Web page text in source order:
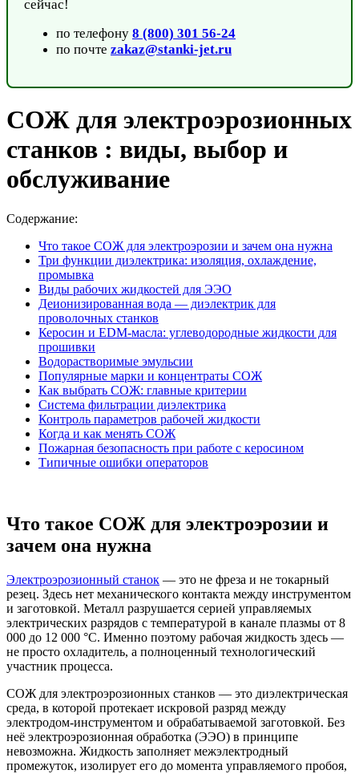
сейчас!
по телефону 8 (800) 301 56-24
по почте zakaz@stanki-jet.ru
СОЖ для электроэрозионных
станков : виды, выбор и
обслуживание
Содержание:
Что такое СОЖ для электроэрозии и зачем она нужна
Три функции диэлектрика: изоляция, охлаждение,
промывка
Виды рабочих жидкостей для ЭЭО
Деионизированная вода — диэлектрик для
проволочных станков
Керосин и EDM-масла: углеводородные жидкости для
прошивки
Водорастворимые эмульсии
Популярные марки и концентраты СОЖ
Как выбрать СОЖ: главные критерии
Система фильтрации диэлектрика
Контроль параметров рабочей жидкости
Когда и как менять СОЖ
Пожарная безопасность при работе с керосином
Типичные ошибки операторов
Что такое СОЖ для электроэрозии и
зачем она нужна
Электроэрозионный станок — это не фреза и не токарный
резец. Здесь нет механического контакта между инструментом
и заготовкой. Металл разрушается серией управляемых
электрических разрядов с температурой в канале плазмы от 8
000 до 12 000 °C. Именно поэтому рабочая жидкость здесь —
не просто охладитель, а полноценный технологический
участник процесса.
СОЖ для электроэрозионных станков — это диэлектрическая
среда, в которой протекает искровой разряд между
электродом-инструментом и обрабатываемой заготовкой. Без
неё электроэрозионная обработка (ЭЭО) в принципе
невозможна. Жидкость заполняет межэлектродный
промежуток, изолирует его до момента управляемого пробоя,